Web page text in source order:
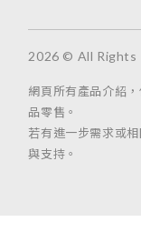
2026 © All Rights
網頁所有產品介紹
品零售。
若有進一步需求或
與支持。